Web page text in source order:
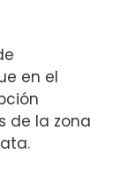
en el
de la zona